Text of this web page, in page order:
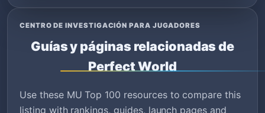
CENTRO DE INVESTIGACIÓN PARA JUGADORES
Guías y páginas relacionadas de
Perfect World
Use these MU Top 100 resources to compare this
listing with rankings, guides, launch pages and